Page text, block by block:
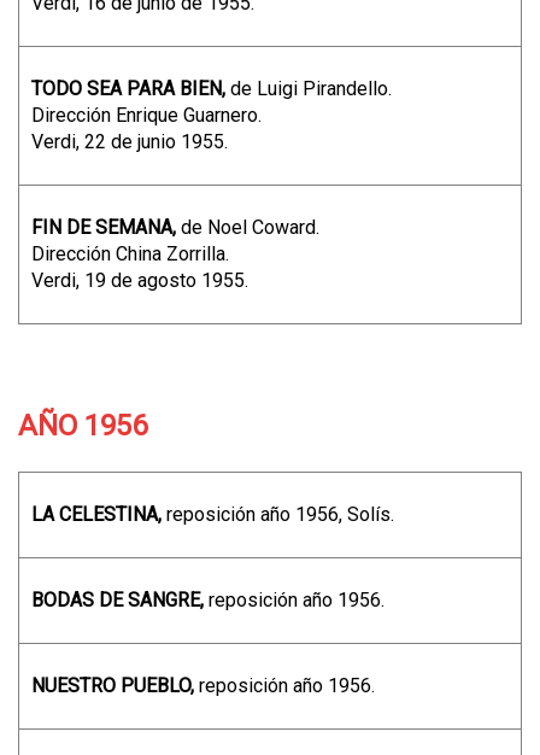
TODO SEA PARA BIEN, de Luigi Pirandello.
Dirección Enrique Guarnero.
Verdi, 22 de junio 1955.
FIN DE SEMANA, de Noel Coward.
Dirección China Zorrilla.
Verdi, 19 de agosto 1955.
AÑO 1956
LA CELESTINA, reposición año 1956, Solís.
BODAS DE SANGRE, reposición año 1956.
NUESTRO PUEBLO, reposición año 1956.